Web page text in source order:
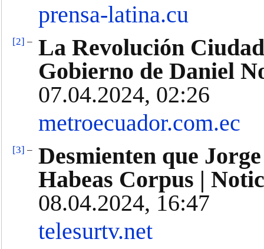
prensa-latina.cu
[2] – La Revolución
Gobierno de Daniel
07.04.2024, 02:26
metroecuador.com.ec
[3] – Desmienten que
Habeas Corpus |
08.04.2024, 16:47
telesurtv.net